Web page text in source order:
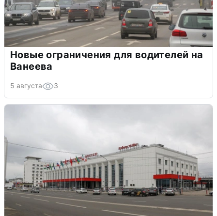
Новые ограничения для водителей на
Ванеева
5 августа 3